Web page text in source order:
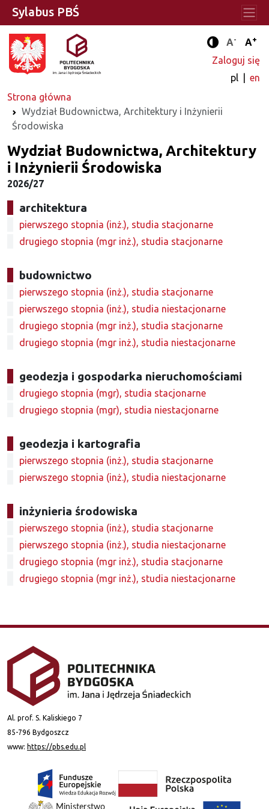
Tryb
A- A+
Zaloguj się
pl
en
Strona główna
Wydział Budownictwa, Architektury i Inżynierii
Środowiska
Sylabus PBŚ
Wydział Budownictwa, Architektury
i Inżynierii Środowiska
2026/27
architektura
pierwszego stopnia (inż.), studia stacjonarne
drugiego stopnia (mgr inż.), studia stacjonarne
budownictwo
pierwszego stopnia (inż.), studia stacjonarne
pierwszego stopnia (inż.), studia niestacjonarne
drugiego stopnia (mgr inż.), studia stacjonarne
drugiego stopnia (mgr inż.), studia niestacjonarne
geodezja i gospodarka nieruchomościami
drugiego stopnia (mgr), studia stacjonarne
drugiego stopnia (mgr), studia niestacjonarne
geodezja i kartografia
pierwszego stopnia (inż.), studia stacjonarne
pierwszego stopnia (inż.), studia niestacjonarne
inżynieria środowiska
pierwszego stopnia (inż.), studia stacjonarne
pierwszego stopnia (inż.), studia niestacjonarne
drugiego stopnia (mgr inż.), studia stacjonarne
drugiego stopnia (mgr inż.), studia niestacjonarne
Al. prof. S. Kaliskiego 7
85-796 Bydgoszcz
www: https://pbs.edu.pl